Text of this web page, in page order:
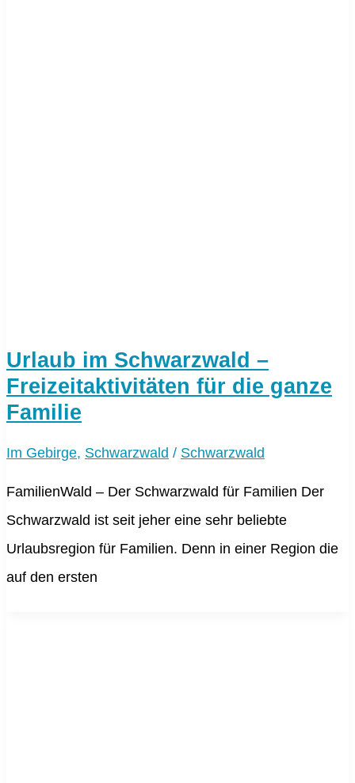
Urlaub im Schwarzwald –
Freizeitaktivitäten für die ganze
Familie
Im Gebirge, Schwarzwald / Schwarzwald
FamilienWald – Der Schwarzwald für Familien Der
Schwarzwald ist seit jeher eine sehr beliebte
Urlaubsregion für Familien. Denn in einer Region die
auf den ersten